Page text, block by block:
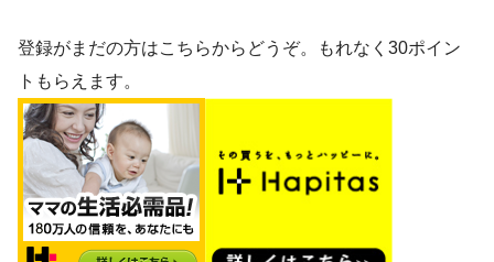
登録がまだの方はこちらからどうぞ。もれなく30ポイン
トもらえます。